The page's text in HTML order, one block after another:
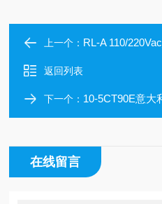
上一个： RL-A 110/220Vac意
返回列表
下一个： 10-5CT90E意大利
在线留言